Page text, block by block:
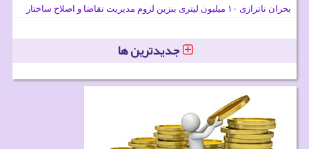
بحران ناترازی ۱۰ میلیون لیتری بنزین لزوم مدیریت تقاضا و اصلاح ساختار
جدیدترین ها